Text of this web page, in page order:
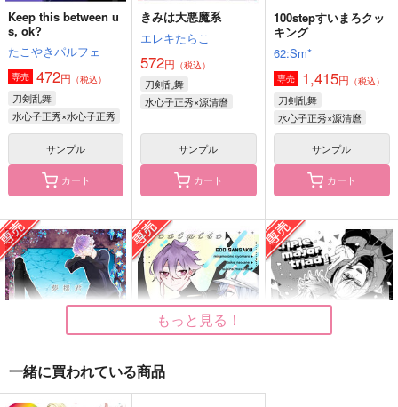
春、となり
たこやきパルフェ
787円（税込）
源清麿×水心子正秀
サンプル
作品詳細
かけ引くたぐいの愛じ
ゃない
さくらもち戦域
440円（税込）
源清麿×女審神者
サンプル
作品詳細
麿さにアンソロジー
For my Valentine
烏兎巡り-
UTOMEGURI-
1,800円
源清麿×女審神者
サンプル
作品詳細
カート
Keep this between u
s, ok?
たこやきパルフェ
専売 472円 （税込）
刀剣乱舞
水心子正秀×水心子正秀
サンプル
カート
きみは大悪魔系
エレキたらこ
572円 （税込）
刀剣乱舞
水心子正秀×源清麿
サンプル
カート
100stepすいまろクッ
キング
62:Sm*
専売 1,415円 （税込）
刀剣乱舞
水心子正秀×源清麿
サンプル
カート
もっと見る！
一緒に買われている商品